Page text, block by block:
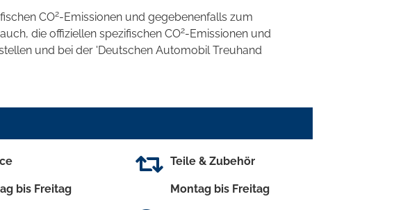
CO2-Emissionen und gegebenenfalls zum
die offiziellen spezifischen CO2-Emissionen und
und bei der 'Deutschen Automobil Treuhand
bis Freitag
Teile & Zubehör
Montag bis Freitag